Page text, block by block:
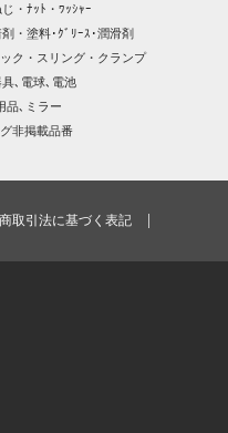
・ﾅｯﾄ・ﾜｯｼｬｰ
・塗料･ｸﾞﾘｰｽ･潤滑剤
ク・スリング・クランプ
､電球､電池
品､ミラー
非掲載品番
取引法に基づく表記